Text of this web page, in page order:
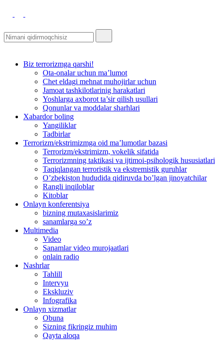
Biz terrorizmga qarshi!
Ota-onalar uchun ma’lumot
Chet eldagi mehnat muhojirlar uchun
Jamoat tashkilotlarinig harakatlari
Yoshlarga axborot ta’sir qilish usullari
Qonunlar va moddalar sharhlari
Xabardor boling
Yangiliklar
Tadbirlar
Terrorizm/ekstrimizmga oid ma’lumotlar bazasi
Terrorizm/ekstrimizm, vokelik sifatida
Terrorizmning taktikasi va ijtimoi-psihologik hususiatlari
Taqiqlangan terroristik va ekstremistik guruhlar
O’zbekiston hududida qidiruvda bo’lgan jinoyatchilar
Rangli inqiloblar
Kitoblar
Onlayn konferentsiya
bizning mutaxasislarimiz
sanamlarga so’z
Multimedia
Video
Sanamlar video murojaatlari
onlain radio
Nashrlar
Tahlill
Intervyu
Ekskluziv
Infografika
Оnlayn xizmatlar
Obuna
Sizning fikringiz muhim
Qayta aloqa